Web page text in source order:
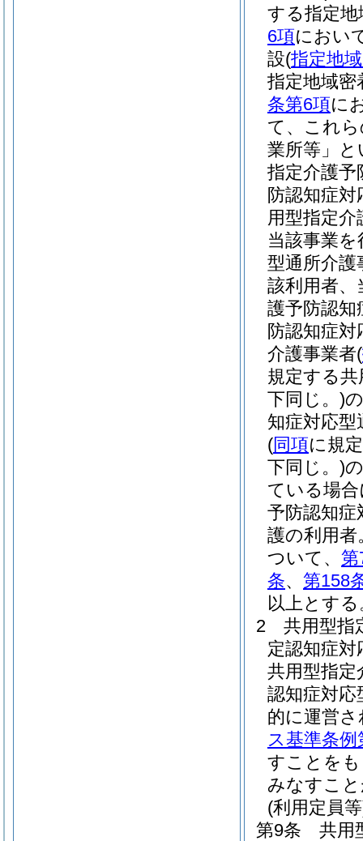
する指定
6項におい
設(指定地
指定地域密
条第6項に
て、これ
業所等」と
指定介護予
防認知症
用型指定
当該事業
型通所介護
該利用者、
護予防認知
防認知症
介護事業者(
規定する
下同じ。)
知症対応型
(同項に規
下同じ。)
ている場
予防認知症
護の利用者
ついて、 第
条、 第158
以上とする
2
共用型指
定認知症
共用型指定
認知症対
的に運営
ス基準条例
すことを
みなすこ
(利用定員
第9条
共用